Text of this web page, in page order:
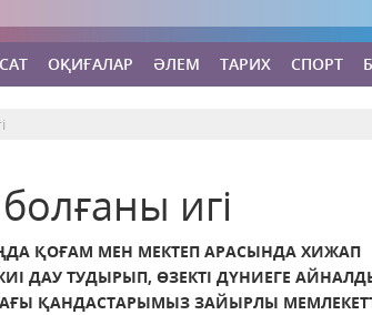
ОҚИҒАЛАР ӘЛЕМ ТАРИХ СПОРТ
игі
ҚОҒАМ МЕН МЕКТЕП АРАСЫНДА ХИЖАП
ДАУ ТУДЫРЫП, ӨЗЕКТІ ДҮНИЕГЕ
ҚАНДАСТАРЫМЫЗ ЗАЙЫРЛЫ